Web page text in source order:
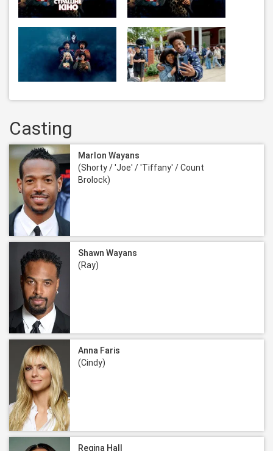
Casting
Marlon Wayans
(Shorty / 'Joe' / 'Tiffany' / Count
Brolock)
Shawn Wayans
(Ray)
Anna Faris
(Cindy)
Regina Hall